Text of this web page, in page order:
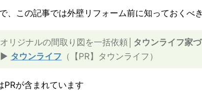
、この記事では外壁リフォーム前に知っておくべき
オリジナルの間取り図を一括依頼│ タウンライフ家
▶ タウンライフ （【PR】タウンライフ）
PRが含まれています